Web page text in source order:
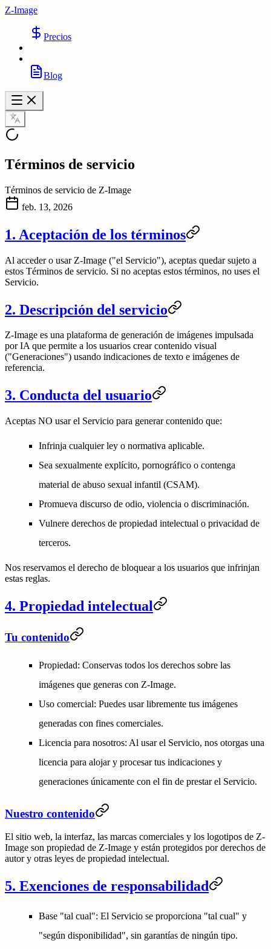
Z-Image
Precios
Blog
Términos de servicio
Términos de servicio de Z-Image
feb. 13, 2026
1. Aceptación de los términos
Al acceder o usar Z-Image ("el Servicio"), aceptas quedar sujeto a
estos Términos de servicio. Si no aceptas estos términos, no uses el
Servicio.
2. Descripción del servicio
Z-Image es una plataforma de generación de imágenes impulsada
por IA que permite a los usuarios crear contenido visual
("Generaciones") usando indicaciones de texto e imágenes de
referencia.
3. Conducta del usuario
Aceptas NO usar el Servicio para generar contenido que:
Infrinja cualquier ley o normativa aplicable.
Sea sexualmente explícito, pornográfico o contenga
material de abuso sexual infantil (CSAM).
Promueva discurso de odio, violencia o discriminación.
Vulnere derechos de propiedad intelectual o privacidad de
terceros.
Nos reservamos el derecho de bloquear a los usuarios que infrinjan
estas reglas.
4. Propiedad intelectual
Tu contenido
Propiedad: Conservas todos los derechos sobre las
imágenes que generas con Z-Image.
Uso comercial: Puedes usar libremente tus imágenes
generadas con fines comerciales.
Licencia para nosotros: Al usar el Servicio, nos otorgas una
licencia para alojar y procesar tus indicaciones y
generaciones únicamente con el fin de prestar el Servicio.
Nuestro contenido
El sitio web, la interfaz, las marcas comerciales y los logotipos de Z-
Image son propiedad de Z-Image y están protegidos por derechos de
autor y otras leyes de propiedad intelectual.
5. Exenciones de responsabilidad
Base "tal cual": El Servicio se proporciona "tal cual" y
"según disponibilidad", sin garantías de ningún tipo.